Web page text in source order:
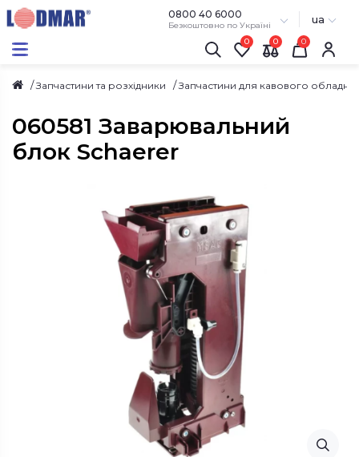
0800 40 6000
Безкоштовно по Україні ua
0 0
Запчастини та розхідники Запчастини для кавового
060581 Заварювальний
блок Schaerer